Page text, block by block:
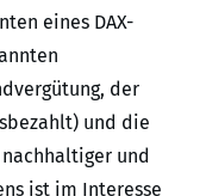
eines DAX-
der
und die
und
ist im Interesse